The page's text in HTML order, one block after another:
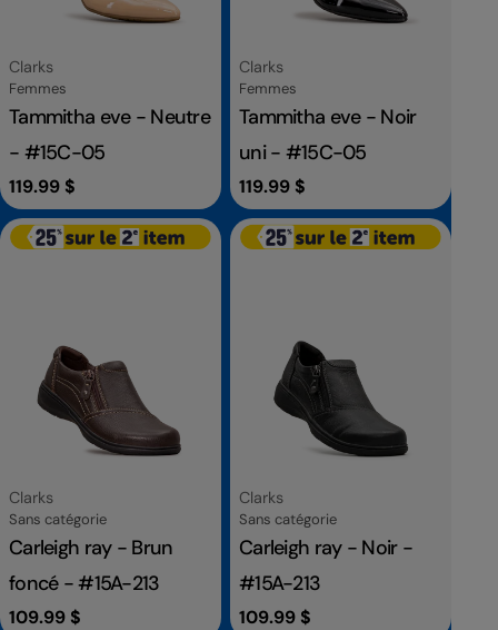
Fournisseur:
Clarks
Catégorie
Femmes
Tammitha eve - Neutre
- #15C-05
Prix
habituel
119.99 $
Fournisseur:
Clarks
Catégorie
Femmes
Tammitha eve - Noir
uni - #15C-05
Prix
habituel
119.99 $
Fournisseur:
Clarks
Catégorie
Sans catégorie
Carleigh ray - Brun
foncé - #15A-213
Prix
109.99 $
Fournisseur:
Clarks
Catégorie
Sans catégorie
Carleigh ray - Noir -
#15A-213
Prix
109.99 $